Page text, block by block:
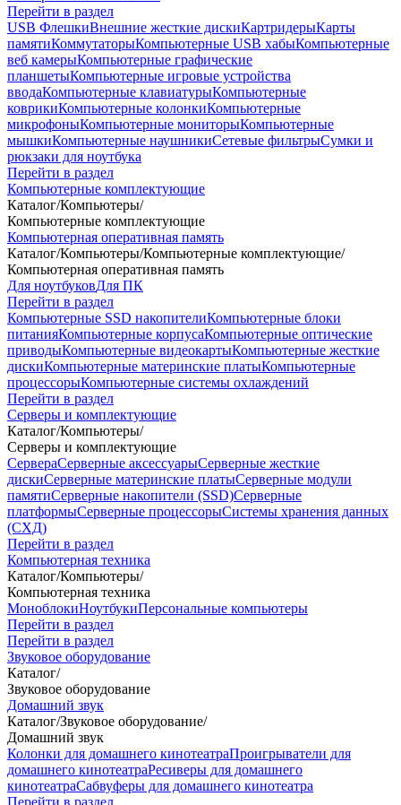
Перейти в раздел
USB ФлешкиВнешние жесткие дискиКартридерыКарты
памятиКоммутаторыКомпьютерные USB хабыКомпьютерные
веб камерыКомпьютерные графические
планшетыКомпьютерные игровые устройства
вводаКомпьютерные клавиатурыКомпьютерные
коврикиКомпьютерные колонкиКомпьютерные
микрофоныКомпьютерные мониторыКомпьютерные
мышкиКомпьютерные наушникиСетевые фильтрыСумки и
рюкзаки для ноутбука
Перейти в раздел
Компьютерные комплектующие
Каталог/Компьютеры/
Компьютерные комплектующие
Компьютерная оперативная память
Каталог/Компьютеры/Компьютерные комплектующие/
Компьютерная оперативная память
Для ноутбуковДля ПК
Перейти в раздел
Компьютерные SSD накопителиКомпьютерные блоки
питанияКомпьютерные корпусаКомпьютерные оптические
приводыКомпьютерные видеокартыКомпьютерные жесткие
дискиКомпьютерные материнские платыКомпьютерные
процессорыКомпьютерные системы охлаждений
Перейти в раздел
Серверы и комплектующие
Каталог/Компьютеры/
Серверы и комплектующие
СервераСерверные аксессуарыСерверные жесткие
дискиСерверные материнские платыСерверные модули
памятиСерверные накопители (SSD)Серверные
платформыСерверные процессорыСистемы хранения данных
(СХД)
Перейти в раздел
Компьютерная техника
Каталог/Компьютеры/
Компьютерная техника
МоноблокиНоутбукиПерсональные компьютеры
Перейти в раздел
Перейти в раздел
Звуковое оборудование
Каталог/
Звуковое оборудование
Домашний звук
Каталог/Звуковое оборудование/
Домашний звук
Колонки для домашнего кинотеатраПроигрыватели для
домашнего кинотеатраРесиверы для домашнего
кинотеатраСабвуферы для домашнего кинотеатра
Перейти в раздел